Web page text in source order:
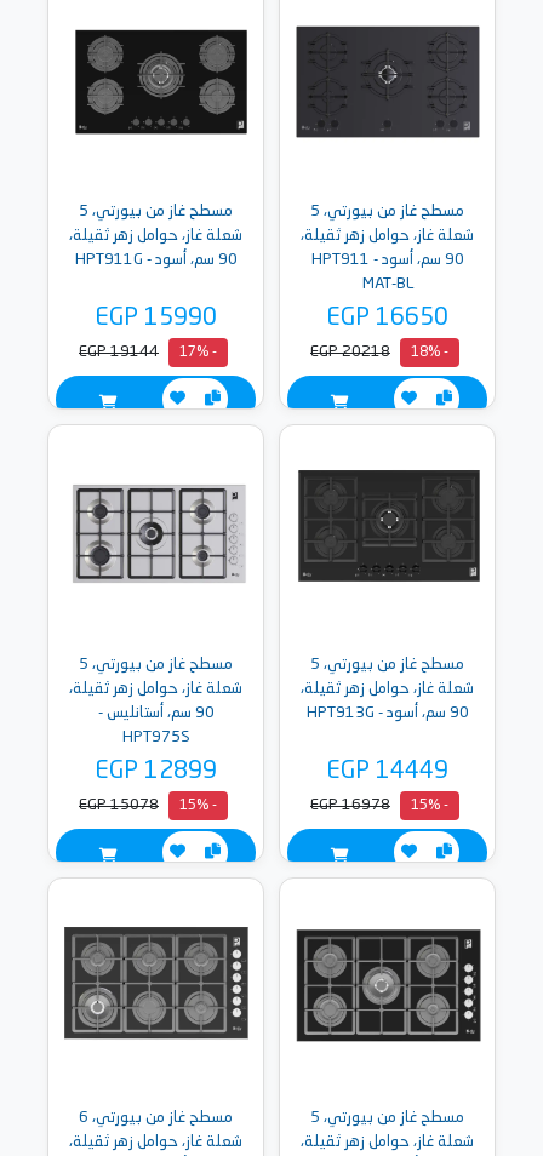
مسطح غاز من بيورتي، 5
شعلة غاز، حوامل زهر ثقيلة،
90 سم، أسود - HPT911
MAT-BL
EGP 16650
- 18%
EGP 20218
مسطح غاز من بيورتي، 5
شعلة غاز، حوامل زهر ثقيلة،
90 سم، أسود - HPT911G
EGP 15990
- 17%
EGP 19144
مسطح غاز من بيورتي، 5
شعلة غاز، حوامل زهر ثقيلة،
90 سم، أسود - HPT913G
EGP 14449
- 15%
EGP 16978
مسطح غاز من بيورتي، 5
شعلة غاز، حوامل زهر ثقيلة،
90 سم، أستانليس -
HPT975S
EGP 12899
- 15%
EGP 15078
مسطح غاز من بيورتي، 5
شعلة غاز، حوامل زهر ثقيلة،
مسطح غاز من بيورتي، 6
شعلة غاز، حوامل زهر ثقيلة،